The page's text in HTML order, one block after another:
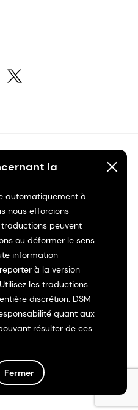
la
automatiquement à
nous efforcions
peuvent
ou déformer le sens
information
à la version
les traductions
discrétion. DSM-
quant aux
résulter de ces
Fermer
réservés.